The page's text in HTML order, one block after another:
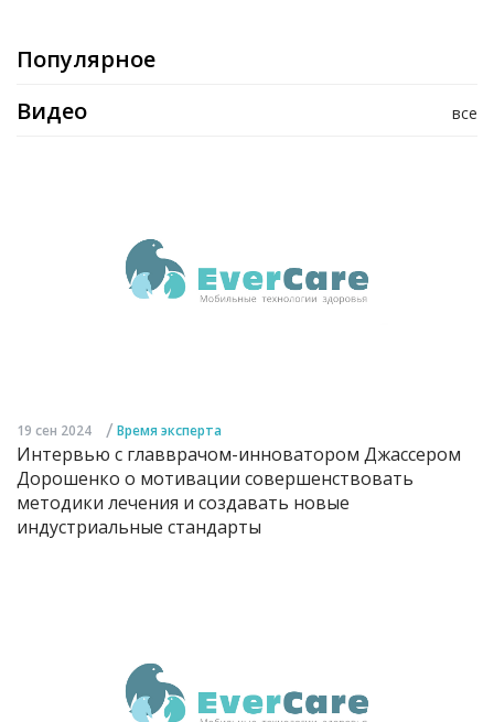
Популярное
все
Видео
19 сен 2024 / Время эксперта
Интервью с главврачом-инноватором Джассером
Дорошенко о мотивации совершенствовать
методики лечения и создавать новые
индустриальные стандарты